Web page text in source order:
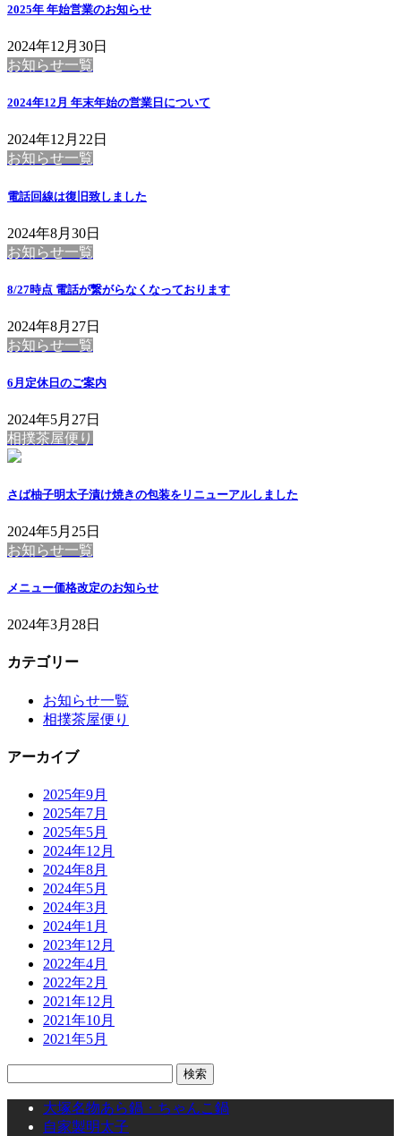
2025年 年始営業のお知らせ
2024年12月30日
お知らせ一覧
2024年12月 年末年始の営業日について
2024年12月22日
お知らせ一覧
電話回線は復旧致しました
2024年8月30日
お知らせ一覧
8/27時点 電話が繋がらなくなっております
2024年8月27日
お知らせ一覧
6月定休日のご案内
2024年5月27日
相撲茶屋便り
さば柚子明太子漬け焼きの包装をリニューアルしました
2024年5月25日
お知らせ一覧
メニュー価格改定のお知らせ
2024年3月28日
カテゴリー
お知らせ一覧
相撲茶屋便り
アーカイブ
2025年9月
2025年7月
2025年5月
2024年12月
2024年8月
2024年5月
2024年3月
2024年1月
2023年12月
2022年4月
2022年2月
2021年12月
2021年10月
2021年5月
大塚名物あら鍋・ちゃんこ鍋
自家製明太子